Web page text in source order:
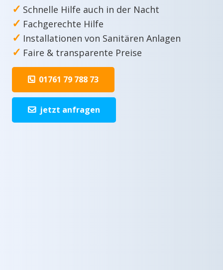
✓ Schnelle Hilfe auch in der Nacht
✓ Fachgerechte Hilfe
✓ Installationen von Sanitären Anlagen
✓ Faire & transparente Preise
01761 79 788 73
jetzt anfragen